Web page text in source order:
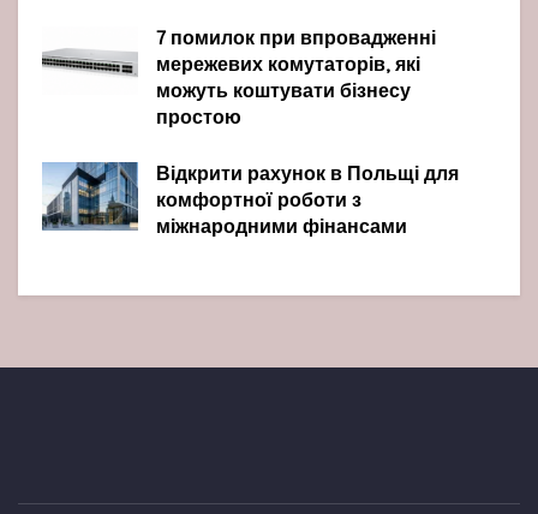
7 помилок при впровадженні
мережевих комутаторів, які
можуть коштувати бізнесу
простою
Відкрити рахунок в Польщі для
комфортної роботи з
міжнародними фінансами